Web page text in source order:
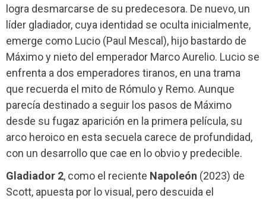
logra desmarcarse de su predecesora. De nuevo, un
líder gladiador, cuya identidad se oculta inicialmente,
emerge como Lucio (Paul Mescal), hijo bastardo de
Máximo y nieto del emperador Marco Aurelio. Lucio se
enfrenta a dos emperadores tiranos, en una trama
que recuerda el mito de Rómulo y Remo. Aunque
parecía destinado a seguir los pasos de Máximo
desde su fugaz aparición en la primera película, su
arco heroico en esta secuela carece de profundidad,
con un desarrollo que cae en lo obvio y predecible.
Gladiador 2, como el reciente Napoleón (2023) de
Scott, apuesta por lo visual, pero descuida el